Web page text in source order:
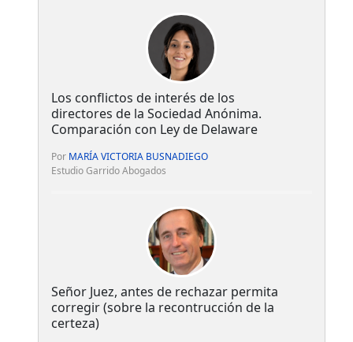
Los conflictos de interés de los
directores de la Sociedad Anónima.
Comparación con Ley de Delaware
Por MARÍA VICTORIA BUSNADIEGO
Estudio Garrido Abogados
Señor Juez, antes de rechazar permita
corregir (sobre la recontrucción de la
certeza)